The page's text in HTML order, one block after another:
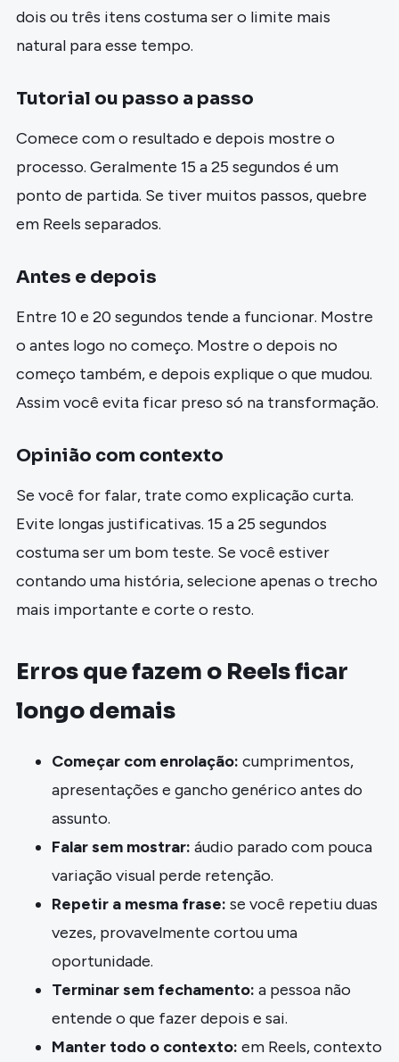
dois ou três itens costuma ser o limite mais
natural para esse tempo.
Tutorial ou passo a passo
Comece com o resultado e depois mostre o
processo. Geralmente 15 a 25 segundos é um
ponto de partida. Se tiver muitos passos, quebre
em Reels separados.
Antes e depois
Entre 10 e 20 segundos tende a funcionar. Mostre
o antes logo no começo. Mostre o depois no
começo também, e depois explique o que mudou.
Assim você evita ficar preso só na transformação.
Opinião com contexto
Se você for falar, trate como explicação curta.
Evite longas justificativas. 15 a 25 segundos
costuma ser um bom teste. Se você estiver
contando uma história, selecione apenas o trecho
mais importante e corte o resto.
Erros que fazem o Reels ficar
longo demais
Começar com enrolação: cumprimentos,
apresentações e gancho genérico antes do
assunto.
Falar sem mostrar: áudio parado com pouca
variação visual perde retenção.
Repetir a mesma frase: se você repetiu duas
vezes, provavelmente cortou uma
oportunidade.
Terminar sem fechamento: a pessoa não
entende o que fazer depois e sai.
Manter todo o contexto: em Reels, contexto